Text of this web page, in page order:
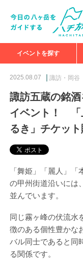
イベントを探す
2025.08.07 諏訪・岡谷
諏訪五蔵の銘
イベント！ 「
るき」チケッ
「舞姫」「麗人」
の甲州街道沿いには
並んでいます。
同じ霧ヶ峰の伏流水
徴のある個性豊かな
バル同士であると同
る関係です。